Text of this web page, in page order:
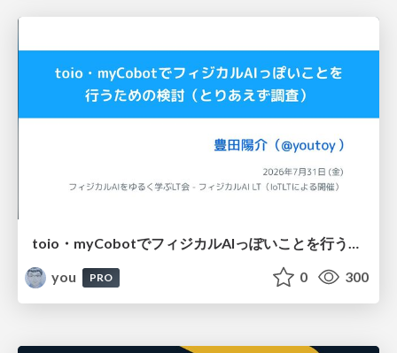
toio・myCobotでフィジカルAIっぽいことを行うための検討（とりあえず調査） / フィジカルAI LT（IoTLTによる開催）
you
PRO 0 300